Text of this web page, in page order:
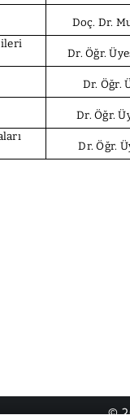
Doç. Dr.
Dr. Öğr.
Dr. Öğr.
Dr. Öğr.
Dr. Öğr.